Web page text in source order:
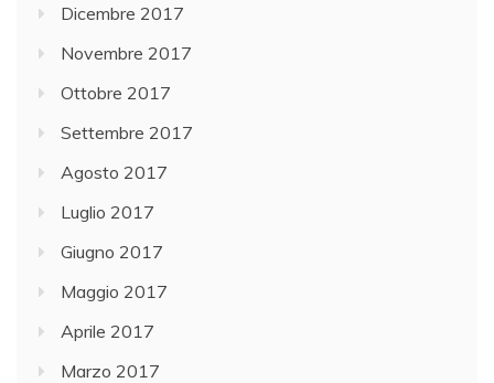
Dicembre 2017
Novembre 2017
Ottobre 2017
Settembre 2017
Agosto 2017
Luglio 2017
Giugno 2017
Maggio 2017
Aprile 2017
Marzo 2017